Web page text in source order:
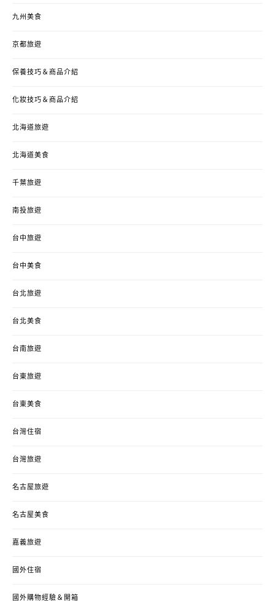
九州美食
京都旅遊
保養技巧＆商品介紹
化妝技巧＆商品介紹
北海道旅遊
北海道美食
千葉旅遊
南投旅遊
台中旅遊
台中美食
台北旅遊
台北美食
台南旅遊
台東旅遊
台東美食
台灣住宿
台灣旅遊
名古屋旅遊
名古屋美食
嘉義旅遊
國外住宿
國外購物經驗＆開箱